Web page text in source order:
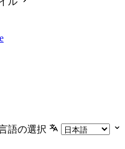
語の選択